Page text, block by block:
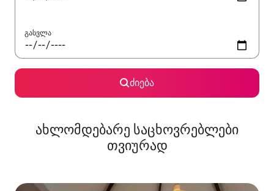
გასვლა
ძიება
ახლომდებარე საცხოვრებლები
თვიურად